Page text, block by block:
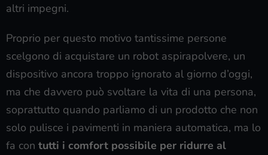
altri impegni.
Proprio per questo motivo tantissime persone
scelgono di acquistare un robot aspirapolvere, un
dispositivo ancora troppo ignorato al giorno d’oggi,
ma che davvero può svoltare la vita di una persona,
soprattutto quando parliamo di un prodotto che non
solo pulisce i pavimenti in maniera automatica, ma lo
fa con tutti i comfort possibile per ridurre al